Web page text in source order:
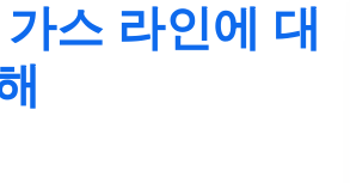
스 라인에 대